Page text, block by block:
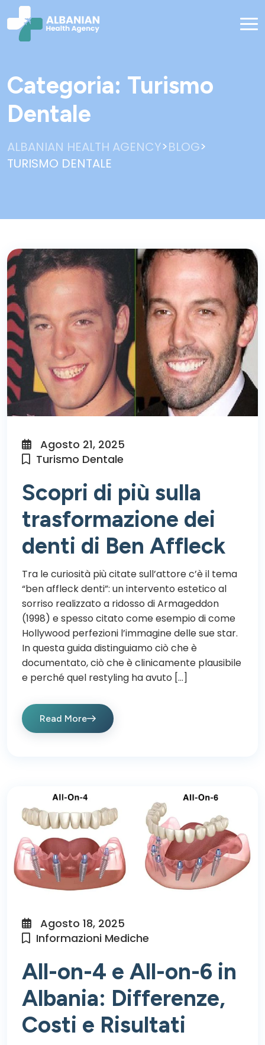
Categoria: Turismo
Dentale
ALBANIAN HEALTH AGENCY>BLOG>
TURISMO DENTALE
Agosto 21, 2025
Turismo Dentale
Scopri di più sulla
trasformazione dei
denti di Ben Affleck
Tra le curiosità più citate sull’attore c’è il tema
“ben affleck denti”: un intervento estetico al
sorriso realizzato a ridosso di Armageddon
(1998) e spesso citato come esempio di come
Hollywood perfezioni l’immagine delle sue star.
In questa guida distinguiamo ciò che è
documentato, ciò che è clinicamente plausibile
e perché quel restyling ha avuto […]
Read More
Agosto 18, 2025
Informazioni Mediche
All-on-4 e All-on-6 in
Albania: Differenze,
Costi e Risultati